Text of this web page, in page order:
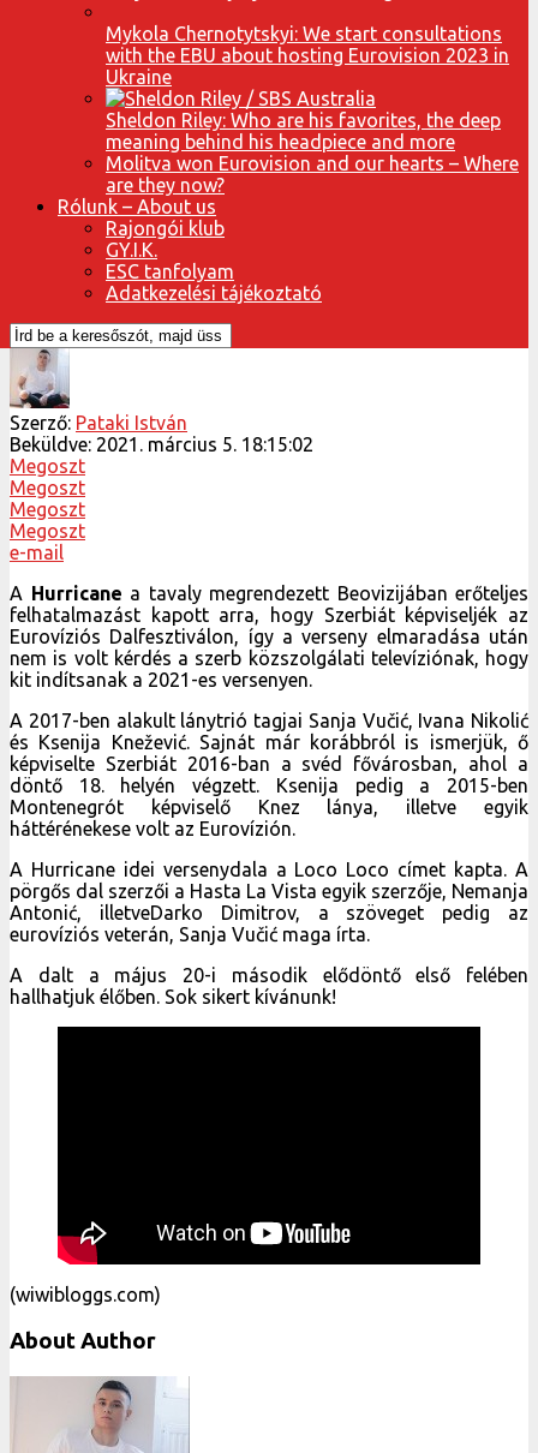
Mykola Chernotytskyi: We start consultations
with the EBU about hosting Eurovision 2023 in
Ukraine
Sheldon Riley: Who are his favorites, the deep
meaning behind his headpiece and more
Molitva won Eurovision and our hearts – Where
are they now?
Rólunk – About us
Rajongói klub
GY.I.K.
ESC tanfolyam
Adatkezelési tájékoztató
Szerző: Pataki István
Beküldve: 2021. március 5. 18:15:02
Megoszt
Megoszt
Megoszt
Megoszt
e-mail
A Hurricane a tavaly megrendezett Beovizijában erőteljes
felhatalmazást kapott arra, hogy Szerbiát képviseljék az
Eurovíziós Dalfesztiválon, így a verseny elmaradása után
nem is volt kérdés a szerb közszolgálati televíziónak, hogy
kit indítsanak a 2021-es versenyen.
A 2017-ben alakult lánytrió tagjai Sanja Vučić, Ivana Nikolić
és Ksenija Knežević. Sajnát már korábbról is ismerjük, ő
képviselte Szerbiát 2016-ban a svéd fővárosban, ahol a
döntő 18. helyén végzett. Ksenija pedig a 2015-ben
Montenegrót képviselő Knez lánya, illetve egyik
háttérénekese volt az Eurovízión.
A Hurricane idei versenydala a Loco Loco címet kapta. A
pörgős dal szerzői a Hasta La Vista egyik szerzője, Nemanja
Antonić, illetveDarko Dimitrov, a szöveget pedig az
eurovíziós veterán, Sanja Vučić maga írta.
A dalt a május 20-i második elődöntő első felében
hallhatjuk élőben. Sok sikert kívánunk!
(wiwibloggs.com)
About Author